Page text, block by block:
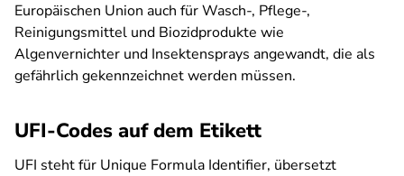
Europäischen Union auch für Wasch-, Pflege-,
Reinigungsmittel und Biozidprodukte wie
Algenvernichter und Insektensprays angewandt, die als
gefährlich gekennzeichnet werden müssen.
UFI-Codes auf dem Etikett
UFI steht für Unique Formula Identifier, übersetzt